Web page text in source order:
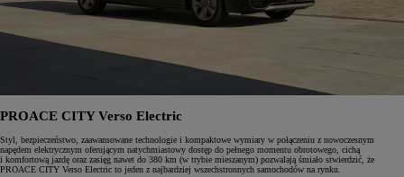
PROACE CITY Verso Electric
Styl, bezpieczeństwo, zaawansowane technologie i kompaktowe wymiary w połączeniu z nowoczesnym
napędem elektrycznym oferującym natychmiastowy dostęp do pełnego momentu obrotowego, cichą
i komfortową jazdę oraz zasięg nawet do 380 km (w trybie mieszanym) pozwalają śmiało stwierdzić, że
PROACE CITY Verso Electric to jeden z najbardziej wszechstronnych samochodów na rynku.